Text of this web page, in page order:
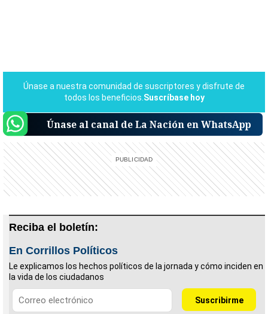
Únase al canal de La Nación en WhatsApp
Reciba el boletín:
En Corrillos Políticos
Le explicamos los hechos políticos de la jornada y cómo inciden en
la vida de los ciudadanos